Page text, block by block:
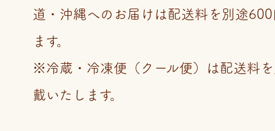
道・沖縄へのお届けは配送料を別途
ます。
※冷蔵・冷凍便（クール便）は配送料
戴いたします。